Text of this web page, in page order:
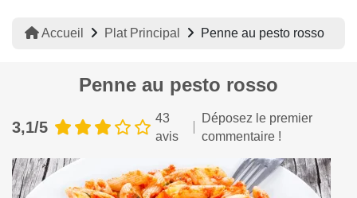
Accueil Plat Principal Penne au pesto rosso
Penne au pesto rosso
3,1/5
43
avis
Déposez le premier
commentaire !